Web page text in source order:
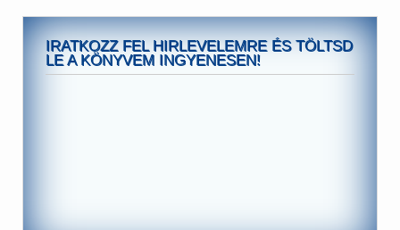
IRATKOZZ FEL HIRLEVELEMRE ÉS TÖLTSD
LE A KÖNYVEM INGYENESEN!